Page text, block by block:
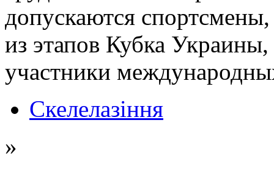
допускаются
из этапов Кубка
участники
Скелелазіння
»